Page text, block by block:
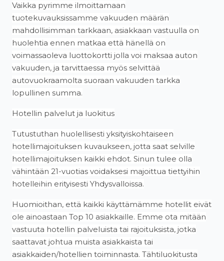
Vaikka pyrimme ilmoittamaan
tuotekuvauksissamme vakuuden määrän
mahdollisimman tarkkaan, asiakkaan vastuulla on
huolehtia ennen matkaa että hänellä on
voimassaoleva luottokortti jolla voi maksaa auton
vakuuden, ja tarvittaessa myös selvittää
autovuokraamolta suoraan vakuuden tarkka
lopullinen summa.
Hotellin palvelut ja luokitus
Tutustuthan huolellisesti yksityiskohtaiseen
hotellimajoituksen kuvaukseen, jotta saat selville
hotellimajoituksen kaikki ehdot. Sinun tulee olla
vähintään 21-vuotias voidaksesi majoittua tiettyihin
hotelleihin erityisesti Yhdysvalloissa.
Huomioithan, että kaikki käyttämämme hotellit eivät
ole ainoastaan Top 10 asiakkaille. Emme ota mitään
vastuuta hotellin palveluista tai rajoituksista, jotka
saattavat johtua muista asiakkaista tai
asiakkaiden/hotellien toiminnasta. Tähtiluokitusta